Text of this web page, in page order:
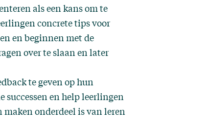
als een kans om te
concrete tips voor
en beginnen met de
over te slaan en later
te geven op hun
en help leerlingen
onderdeel is van leren